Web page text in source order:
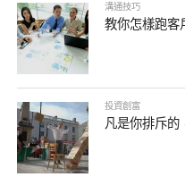
溝通技巧
教你怎樣跑客
投資創富
凡是你排斥的